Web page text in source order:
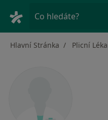
Co hledáte?
Hlavní Stránka Plicní